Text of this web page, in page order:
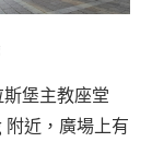
堡主教座堂
近，廣場上有